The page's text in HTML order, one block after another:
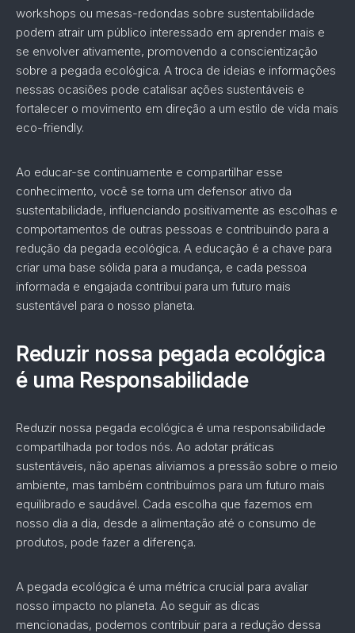
workshops ou mesas-redondas sobre sustentabilidade
podem atrair um público interessado em aprender mais e
se envolver ativamente, promovendo a conscientização
sobre a pegada ecológica. A troca de ideias e informações
nessas ocasiões pode catalisar ações sustentáveis e
fortalecer o movimento em direção a um estilo de vida mais
eco-friendly.
Ao educar-se continuamente e compartilhar esse
conhecimento, você se torna um defensor ativo da
sustentabilidade, influenciando positivamente as escolhas e
comportamentos de outras pessoas e contribuindo para a
redução da pegada ecológica. A educação é a chave para
criar uma base sólida para a mudança, e cada pessoa
informada e engajada contribui para um futuro mais
sustentável para o nosso planeta.
Reduzir nossa pegada ecológica
é uma Responsabilidade
Reduzir nossa pegada ecológica é uma responsabilidade
compartilhada por todos nós. Ao adotar práticas
sustentáveis, não apenas aliviamos a pressão sobre o meio
ambiente, mas também contribuímos para um futuro mais
equilibrado e saudável. Cada escolha que fazemos em
nosso dia a dia, desde a alimentação até o consumo de
produtos, pode fazer a diferença.
A pegada ecológica é uma métrica crucial para avaliar
nosso impacto no planeta. Ao seguir as dicas
mencionadas, podemos contribuir para a redução dessa